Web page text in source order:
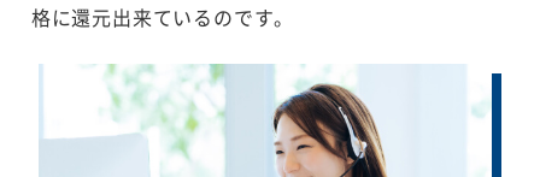
格に還元出来ているのです。